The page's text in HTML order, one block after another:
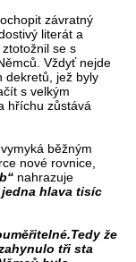
závratný
literát a
se s
Vždyť nejde
dekretů, jež byly
s velkým
hříchu zůstává
běžným
nové rovnice,
nahrazuje
hlava tisíc
že
tři sta